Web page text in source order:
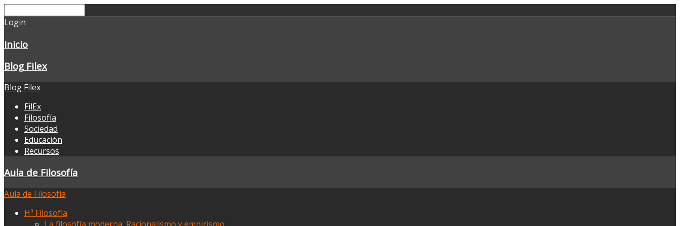
Login
Inicio
Blog Filex
Blog Filex
FilEx
Filosofía
Sociedad
Educación
Recursos
Aula de Filosofía
Aula de Filosofía
Hª Filosofía
La filosofía moderna. Racionalismo y empirismo